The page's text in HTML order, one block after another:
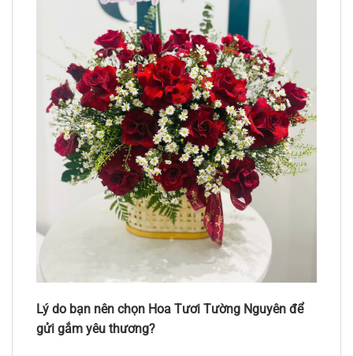
Lý do bạn nên chọn Hoa Tươi Tường Nguyên để
gửi gắm yêu thương?